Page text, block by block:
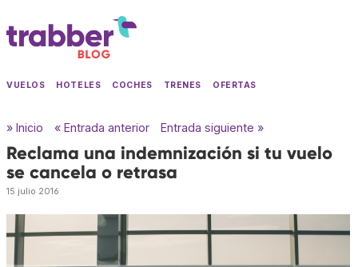
VUELOS HOTELES COCHES TRENES OFERTAS
» Inicio « Entrada anterior Entrada siguiente »
Reclama una indemnización si tu vuelo
se cancela o retrasa
15 julio 2016